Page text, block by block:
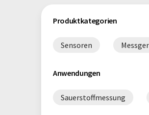
Produktkategorien
Sensoren
Anwendungen
Sauerstoffmessung